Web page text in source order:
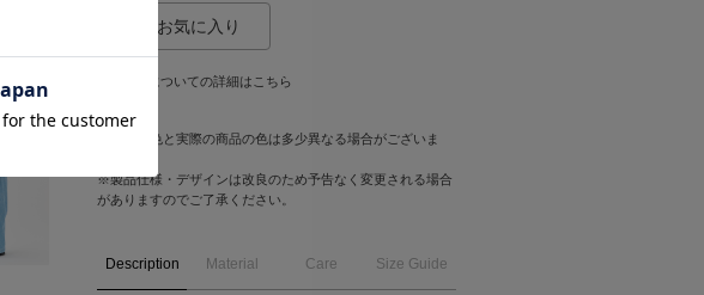
返品についての詳細はこちら
※写真の色と実際の商品の色は多少異なる場合がございま
※製品仕様・デザインは改良のため予告なく変更される場合
がありますのでご了承ください。
Description Material Care Size Guide